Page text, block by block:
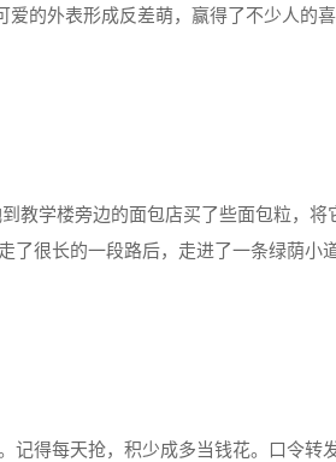
的外表形成反差萌，赢得了不少人的
教学楼旁边的面包店买了些面包粒，将
了很长的一段路后，走进了一条绿荫小
记得每天抢，积少成多当钱花。口令转